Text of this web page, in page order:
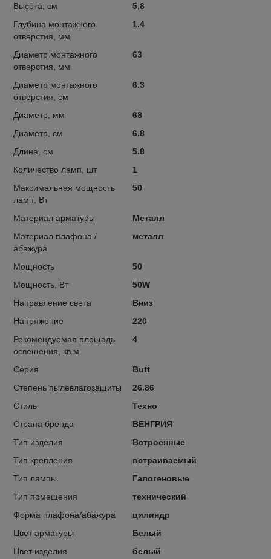
Высота, см
5,8
Глубина монтажного
отверстия, мм
1.4
Диаметр монтажного
отверстия, мм
63
Диаметр монтажного
отверстия, см
6.3
Диаметр, мм
68
Диаметр, см
6.8
Длина, см
5.8
Количество ламп, шт
1
Максимальная мощность
ламп, Вт
50
Материал арматуры
Металл
Материал плафона /
абажура
металл
Мощность
50
Мощность, Вт
50W
Направление света
Вниз
Напряжение
220
Рекомендуемая площадь
освещения, кв.м.
4
Серия
Butt
Степень пылевлагозащиты
26.86
Стиль
Техно
Страна бренда
ВЕНГРИЯ
Тип изделия
Встроенные
Тип крепления
встраиваемый
Тип лампы
Галогеновые
Тип помещения
технический
Форма плафона/абажура
цилиндр
Цвет арматуры
Белый
Цвет изделия
белый